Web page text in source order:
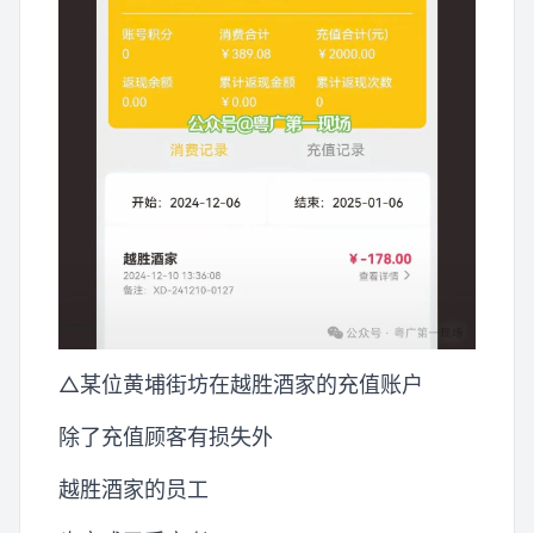
△某位黄埔街坊在越胜酒家的充值账户
除了充值顾客有损失外
越胜酒家的员工